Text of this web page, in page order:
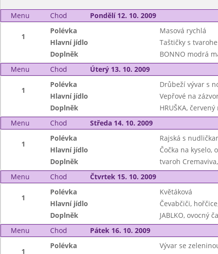
Menu Chod Pondělí 12. 10. 2009
1
Polévka
Masová rychlá
Hlavní jídlo
Taštičky s
Doplněk
BONNO modrá
Menu
Chod Úterý 13. 10. 2009
1
Polévka
Drůbeží vývar s
Hlavní jídlo
Vepřové na
Doplněk
HRUŠKA,
Menu
Chod Středa 14. 10. 2009
1
Polévka
Rajská s
Hlavní jídlo
Čočka na kyselo,
Doplněk
tvaroh
Menu
Chod Čtvrtek 15. 10. 2009
1
Polévka
Květáková
Hlavní jídlo
Čevabčiči,
Doplněk
JABLKO, ovocný
Menu
Chod Pátek 16. 10. 2009
1
Polévka
Vývar se